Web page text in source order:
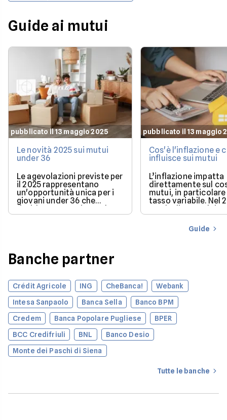
Guide ai mutui
pubblicato il 13 maggio 2025
Le novità 2025 sui mutui
under 36
Le agevolazioni previste per
il 2025 rappresentano
un'opportunità unica per i
giovani under 36 che
desiderano acquistare la
loro prima casa.
pubblicato il 13 maggio
Cos'è l'inflazione e
influisce sui mutui
L’inflazione impatta
direttamente sul
mutui, in particolare
tasso variabile. Nel
con la discesa dei
il mercato offre
più favorevoli per
finanziareGuide
Banche partner
Crédit Agricole ING CheBanca!
Webank
Intesa Sanpaolo
Banca Sella
Banco BPM
Credem
Banca Popolare Pugliese
BPER
BCC Credifriuli
BNL
Banco Desio
Monte dei Paschi di Siena
Tutte le banche